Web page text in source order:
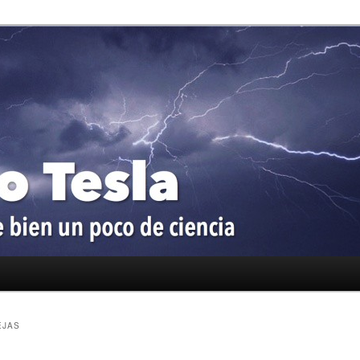
de ciencia